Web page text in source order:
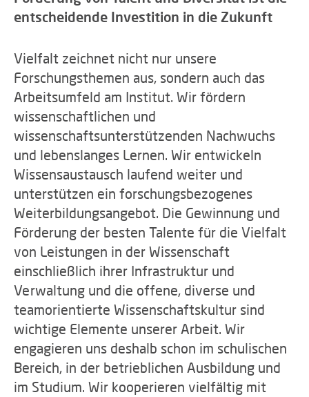
entscheidende Investition in die Zukunft
Vielfalt zeichnet nicht nur unsere
Forschungsthemen aus, sondern auch das
Arbeitsumfeld am Institut. Wir fördern
wissenschaftlichen und
wissenschaftsunterstützenden Nachwuchs
und lebenslanges Lernen. Wir entwickeln
Wissensaustausch laufend weiter und
unterstützen ein forschungsbezogenes
Weiterbildungsangebot. Die Gewinnung und
Förderung der besten Talente für die Vielfalt
von Leistungen in der Wissenschaft
einschließlich ihrer Infrastruktur und
Verwaltung und die offene, diverse und
teamorientierte Wissenschaftskultur sind
wichtige Elemente unserer Arbeit. Wir
engagieren uns deshalb schon im schulischen
Bereich, in der betrieblichen Ausbildung und
im Studium. Wir kooperieren vielfältig mit